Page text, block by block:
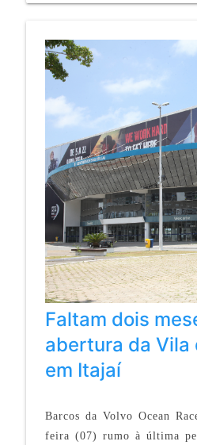
Faltam dois
abertura da Vila
em Itajaí
Barcos da Volvo Ocean
feira (07) rumo à última